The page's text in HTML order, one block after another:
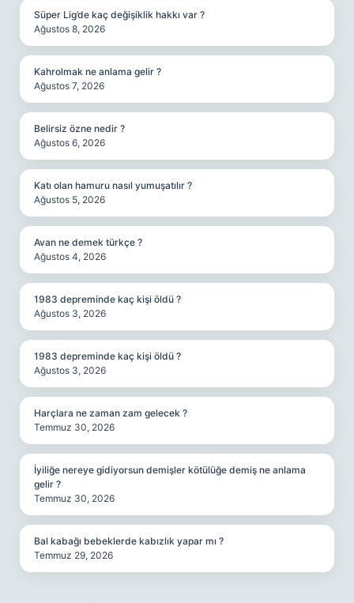
Süper Lig’de kaç değişiklik hakkı var ?
Ağustos 8, 2026
Kahrolmak ne anlama gelir ?
Ağustos 7, 2026
Belirsiz özne nedir ?
Ağustos 6, 2026
Katı olan hamuru nasıl yumuşatılır ?
Ağustos 5, 2026
Avan ne demek türkçe ?
Ağustos 4, 2026
1983 depreminde kaç kişi öldü ?
Ağustos 3, 2026
1983 depreminde kaç kişi öldü ?
Ağustos 3, 2026
Harçlara ne zaman zam gelecek ?
Temmuz 30, 2026
İyiliğe nereye gidiyorsun demişler kötülüğe demiş ne anlama
gelir ?
Temmuz 30, 2026
Bal kabağı bebeklerde kabızlık yapar mı ?
Temmuz 29, 2026